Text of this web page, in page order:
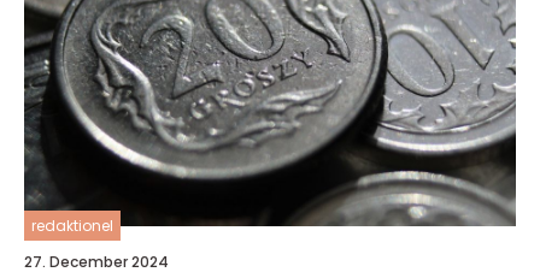
redaktionel
27. December 2024